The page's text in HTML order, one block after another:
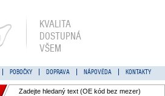
KVALITA
DOSTUPNÁ
VŠEM
POBOČKY DOPRAVA NÁPOVĚDA KONTAKTY